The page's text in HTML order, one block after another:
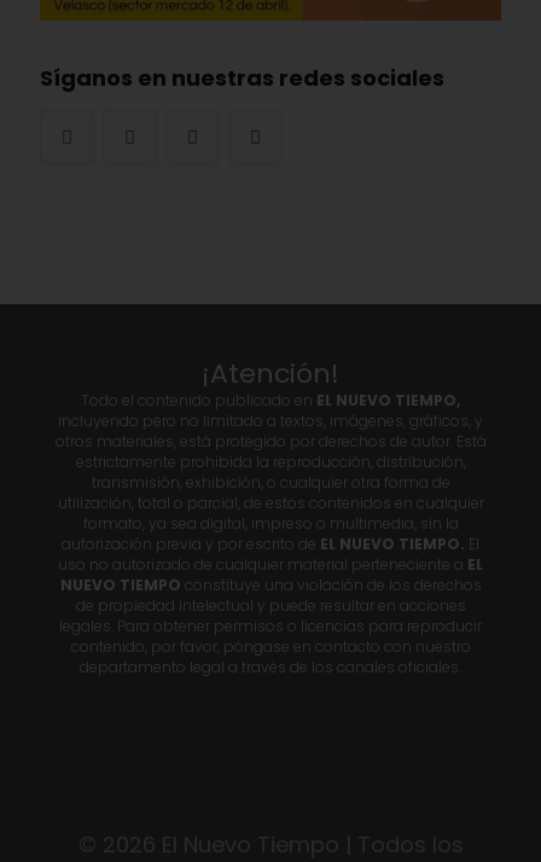
Síganos en nuestras redes sociales
¡Atención!
Todo el contenido publicado en EL NUEVO TIEMPO,
incluyendo pero no limitado a textos, imágenes, gráficos, y
otros materiales, está protegido por derechos de autor. Está
estrictamente prohibida la reproducción, distribución,
transmisión, exhibición, o cualquier otra forma de
utilización, total o parcial, de estos contenidos en cualquier
formato, ya sea digital, impreso o multimedia, sin la
autorización previa y por escrito de EL NUEVO TIEMPO. El
uso no autorizado de cualquier material perteneciente a EL
NUEVO TIEMPO constituye una violación de los derechos
de propiedad intelectual y puede resultar en acciones
legales. Para obtener permisos o licencias para reproducir
contenido, por favor, póngase en contacto con nuestro
departamento legal a través de los canales oficiales.
© 2026 El Nuevo Tiempo | Todos los